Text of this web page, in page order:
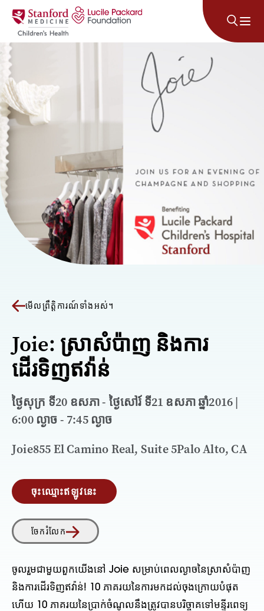
រំលងទៅមាតិកា
មើលព្រឹត្តិការណ៍ទាំងអស់។
Joie: ស្រាសំប៉ាញ និងការ
ដើរទិញឥវ៉ាន់
ថ្ងៃសុក្រ ទី20 ឧសភា - ថ្ងៃសៅរ៍ ទី21 ឧសភា ឆ្នាំ2016 |
6:00 ល្ងាច - 7:45 ល្ងាច
Joie855 El Camino Real, Suite 5Palo Alto, CA
ចុះឈ្មោះឥឡូវនេះ
ចែករំលែក
ចូលរួមជាមួយពួកយើងនៅ Joie សម្រាប់ពេលល្ងាចនៃស្រាសំប៉ាញ
និងការដើរទិញឥវ៉ាន់! 10 ភាគរយនៃការមកដល់ចុងក្រោយបំផុត
ហើយ 10 ភាគរយនៃប្រាក់ចំណូលនឹងត្រូវបានបរិច្ចាគទៅមន្ទីរពេទ្យ